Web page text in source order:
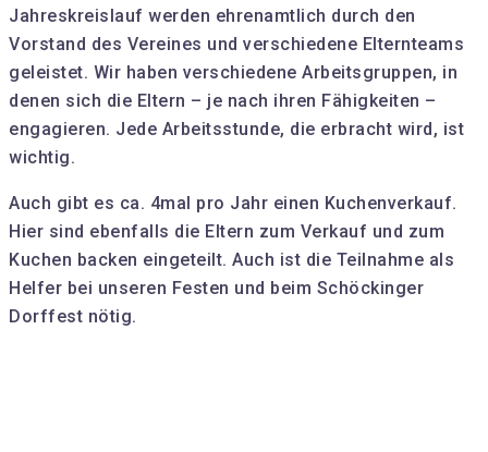
Jahreskreislauf werden ehrenamtlich durch den
Vorstand des Vereines und verschiedene Elternteams
geleistet. Wir haben verschiedene Arbeitsgruppen, in
denen sich die Eltern – je nach ihren Fähigkeiten –
engagieren. Jede Arbeitsstunde, die erbracht wird, ist
wichtig.
Auch gibt es ca. 4mal pro Jahr einen Kuchenverkauf.
Hier sind ebenfalls die Eltern zum Verkauf und zum
Kuchen backen eingeteilt. Auch ist die Teilnahme als
Helfer bei unseren Festen und beim Schöckinger
Dorffest nötig.